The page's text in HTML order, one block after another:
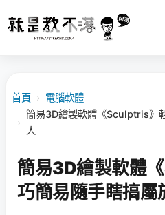
首頁 › 電腦軟體
›
簡易3D繪製軟體《Sculptris》
人
簡易3D繪製軟體
巧簡易隨手瞎搞屬